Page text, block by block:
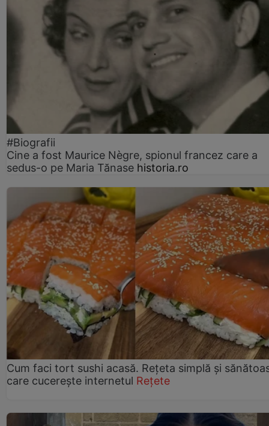
#Biografii
Cine a fost Maurice Nègre, spionul francez care a
sedus-o pe Maria Tănase historia.ro
Cum faci tort sushi acasă. Rețeta simplă și
care cucerește internetul Rețete